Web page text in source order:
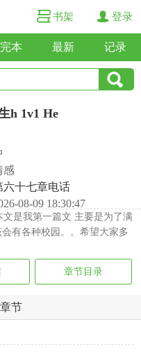
书架 登录
完本 最新 记录
h 1v1 He
感
六十七章电话
08-09 18:30:47
是我第一篇文 主要是为了满
有各种校园。。希望大家多
章节目录
节